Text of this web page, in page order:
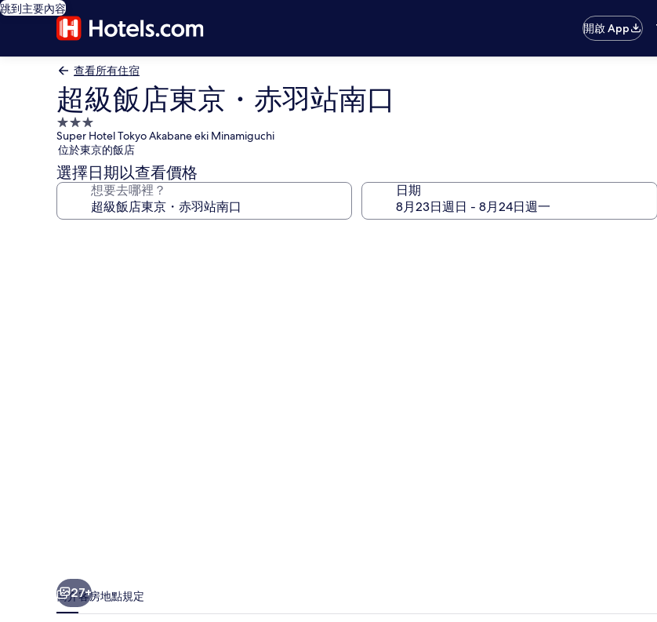
跳到主要內容
開啟 App
查看所有住宿
超級飯店東京・赤羽站南口
3.0
星
級
住
宿
Super Hotel Tokyo Akabane eki Minamiguchi
位於東京的飯店
選擇日期以查看價格
想要去哪裡？ 日期
集27+
簡介客房地點規定